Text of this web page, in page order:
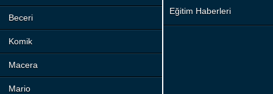
Beceri
Komik
Macera
Mario
Eğitim Haberleri